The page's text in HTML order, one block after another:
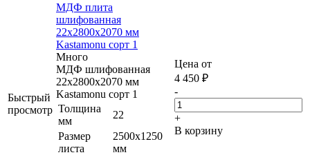
Быстрый
просмотр
МДФ плита
шлифованная
22х2800х2070 мм
Kastamonu сорт 1
Много
МДФ шлифованная
22х2800х2070 мм
Kastamonu сорт 1
Толщина
мм
22
Размер
листа
2500х1250
мм
Цена от
4 450 ₽
-
+
В корзину